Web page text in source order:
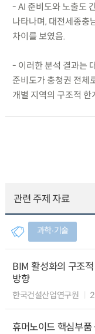
- AI 준비도와 노출도
나타나며, 대전세종충
차이를 보였음.
- 이러한 분석 결과는
준비도가 충청권 전체
개별 지역의 구조적
관련 주제 자료
과학∙기술
BIM 활성화의 구조
방향
한국건설산업연구원
휴머노이드 핵심부품